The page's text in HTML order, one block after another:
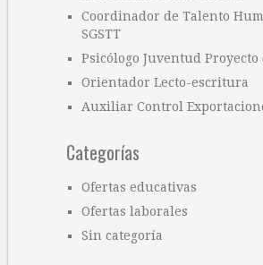
Coordinador de Talento
SGSTT
Psicólogo Juventud Proyecto
Orientador Lecto-escritura
Auxiliar Control
Categorías
Ofertas educativas
Ofertas laborales
Sin categoría